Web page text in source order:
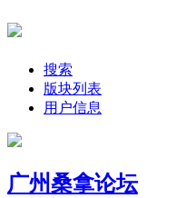
搜索
版块列表
用户信息
广州桑拿论坛